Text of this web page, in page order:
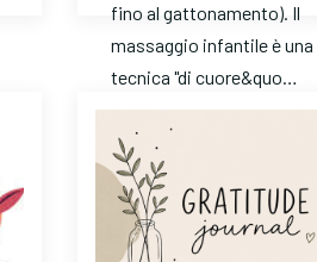
fino al gattonamento). Il
massaggio infantile è una
tecnica "di cuore&quo…